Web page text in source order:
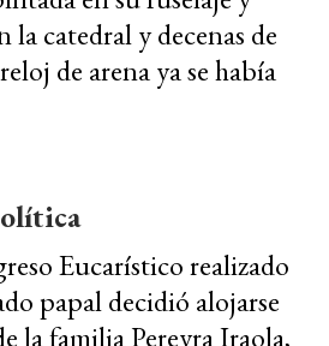
la catedral y decenas de
de arena ya se había
Eucarístico realizado
papal decidió alojarse
la familia Pereyra Iraola,